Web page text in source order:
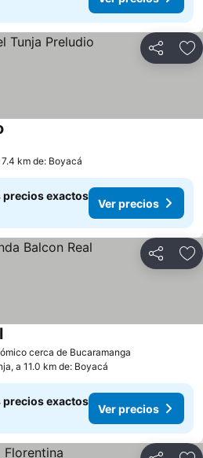
Compartir
km de: Boyacá
precios exactos
Ver precios
Compartir
cerca de Bucaramanga
a 11.0 km de: Boyacá
precios exactos
Ver precios